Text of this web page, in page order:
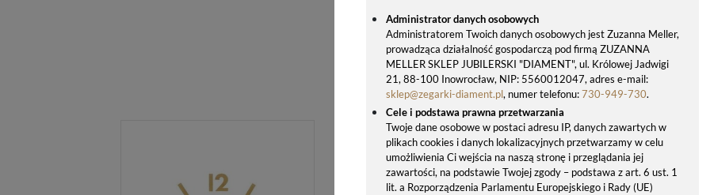
Administrator danych osobowych
Administratorem Twoich danych osobowych jest Zuzanna Meller,
prowadząca działalność gospodarczą pod firmą ZUZANNA
MELLER SKLEP JUBILERSKI "DIAMENT", ul. Królowej Jadwigi
21, 88-100 Inowrocław, NIP: 5560012047, adres e-mail:
sklep@zegarki-diament.pl, numer telefonu:730-949-730.
Cele i podstawa prawna przetwarzania
Twoje dane osobowe w postaci adresu IP, danych zawartych w
plikach cookies i danych lokalizacyjnych przetwarzamy w celu
umożliwienia Ci wejścia na naszą stronę i przeglądania jej
zawartości, na podstawie Twojej zgody – podstawa z art. 6 ust. 1
lit. a Rozporządzenia Parlamentu Europejskiego i Rady (UE)
OSTATNIO OGLĄDANE PRODUKTY